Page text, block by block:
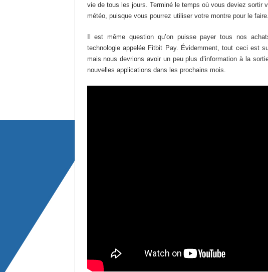
vie de tous les jours. Terminé le temps où vous deviez sortir
météo, puisque vous pourrez utiliser votre montre pour le faire.
Il est même question qu’on puisse payer tous nos
technologie appelée Fitbit Pay. Évidemment, tout ceci est
mais nous devrions avoir un peu plus d’information à la
nouvelles applications dans les prochains mois.